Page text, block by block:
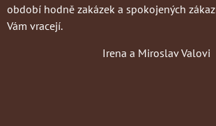
období hodně zakázek a spokojených
Vám vracejí.
Irena a Miroslav Valovi